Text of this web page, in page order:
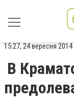
15:27, 24 вересня 2014
В